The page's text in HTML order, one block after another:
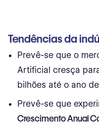
Barreiras e riscos
Mitigação de viés e
Expectativas futuras
Tendências da
Prevê-se que o
Artificial cresça
bilhões até o ano
Prevê-se que
Crescimento Anual